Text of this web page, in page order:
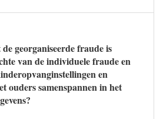
georganiseerde fraude is
van de individuele fraude en
en
ouders samenspannen in het